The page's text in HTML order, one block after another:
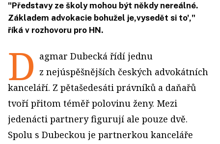
"Představy ze školy mohou být někdy nereálné.
Základem advokacie bohužel je,vysedět si to',"
říká v rozhovoru pro HN.
D agmar Dubecká řídí jednu
z nejúspěšnějších českých advokátních
kanceláří. Z pětašedesáti právníků a daňařů
tvoří přitom téměř polovinu ženy. Mezi
jedenácti partnery figurují ale pouze dvě.
Spolu s Dubeckou je partnerkou kanceláře